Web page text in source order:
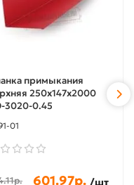
примыкания
250х147х2000
3020-0.45
01
601.97р. /шт